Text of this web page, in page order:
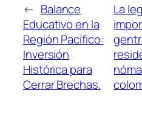
← Balance
Educativo en la
Región Pacífico:
Inversión
Histórica para
Cerrar Brechas.
La